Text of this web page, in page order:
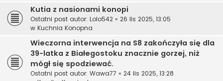
Kutia z nasionami konopi
Ostatni post autor: Lolo542 « 26 lis 2025, 13:05
w Kuchnia Konopna
Wieczorna interwencja na S8 zakończyła się dla
39-latka z Białegostoku znacznie gorzej, niż
mógł się spodziewać.
Ostatni post autor: Wawa77 « 24 lis 2025, 13:28